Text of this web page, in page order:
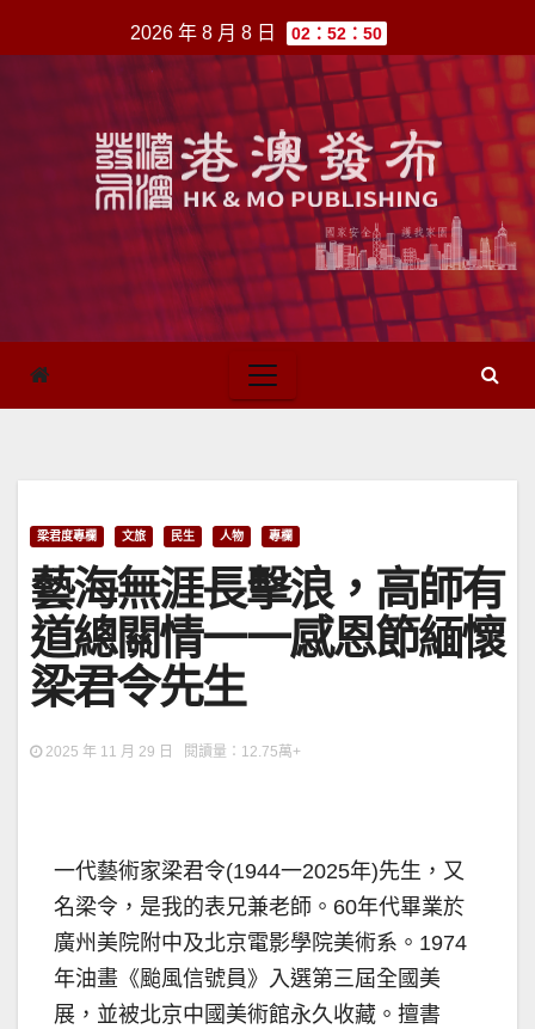
至
2026 年 8 月 8 日 02：52：50
梁君度專欄 文旅 民生 人物 專欄
藝海無涯長擊浪，高師有
道總關情一一感恩節緬懷
梁君令先生
2025 年 11 月 29 日 閱讀量：12.75萬+
一代藝術家梁君令(1944一2025年)先生，又
名梁令，是我的表兄兼老師。60年代畢業於
廣州美院附中及北京電影學院美術系。1974
年油畫《颱風信號員》入選第三屆全國美
展，並被北京中國美術館永久收藏。擅書